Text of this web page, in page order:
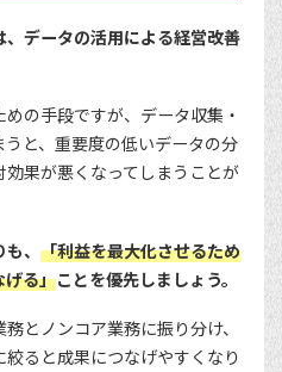
データの活用による経営改善
の手段ですが、データ収集・
と、重要度の低いデータの分
果が悪くなってしまうことが
、 「利益を最大化させるため
げる」ことを優先しましょう。
とノンコア業務に振り分け、
ると成果につなげやすくなり